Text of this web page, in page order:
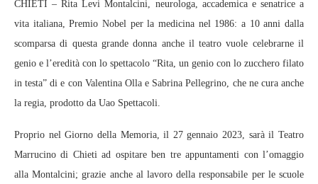
CHIETI – Rita Levi Montalcini, neurologa, accademica e senatrice a
vita italiana, Premio Nobel per la medicina nel 1986: a 10 anni dalla
scomparsa di questa grande donna anche il teatro vuole celebrarne il
genio e l’eredità con lo spettacolo “Rita, un genio con lo zucchero filato
in testa” di e con Valentina Olla e Sabrina Pellegrino, che ne cura anche
la regia, prodotto da Uao Spettacoli.
Proprio nel Giorno della Memoria, il 27 gennaio 2023, sarà il Teatro
Marrucino di Chieti ad ospitare ben tre appuntamenti con l’omaggio
alla Montalcini; grazie anche al lavoro della responsabile per le scuole